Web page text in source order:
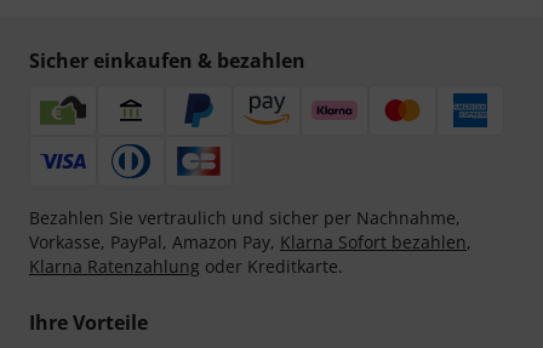
Sicher einkaufen & bezahlen
Bezahlen Sie vertraulich und sicher per Nachnahme,
Vorkasse, PayPal, Amazon Pay, Klarna Sofort bezahlen,
Klarna Ratenzahlung oder Kreditkarte.
Ihre Vorteile